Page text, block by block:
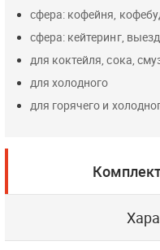
сфера: кофейня,
сфера: кейтеринг,
для коктейля, сока,
для холодного
для горячего и